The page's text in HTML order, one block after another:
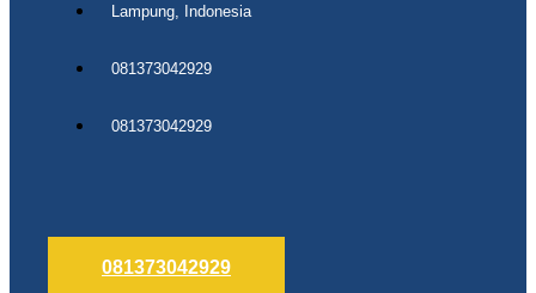
Lampung, Indonesia
081373042929
081373042929
081373042929